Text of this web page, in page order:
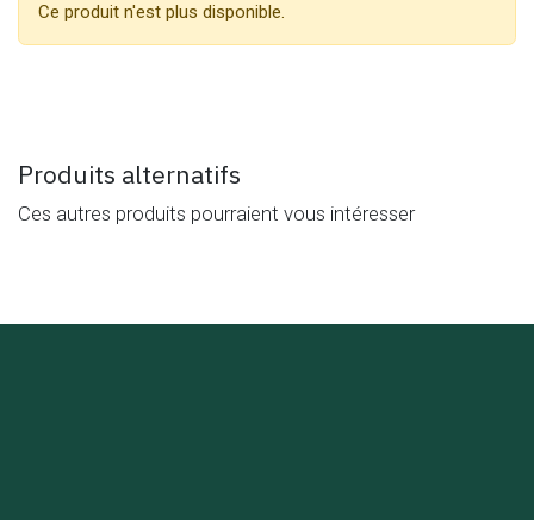
Ce produit n'est plus disponible.
Produits alternatifs
Ces autres produits pourraient vous intéresser